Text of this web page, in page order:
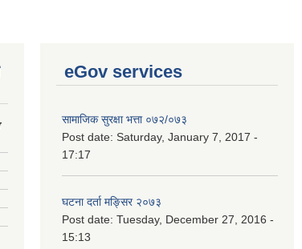
eGov services
सामाजिक सुरक्षा भत्ता ०७२/०७३
Post date: Saturday, January 7, 2017 -
17:17
घटना दर्ता मङ्सिर २०७३
Post date: Tuesday, December 27, 2016 -
15:13